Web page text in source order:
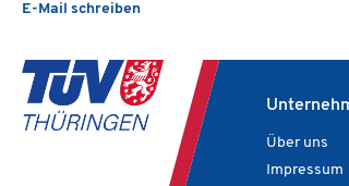
E-Mail schreiben
Über uns
Impressum